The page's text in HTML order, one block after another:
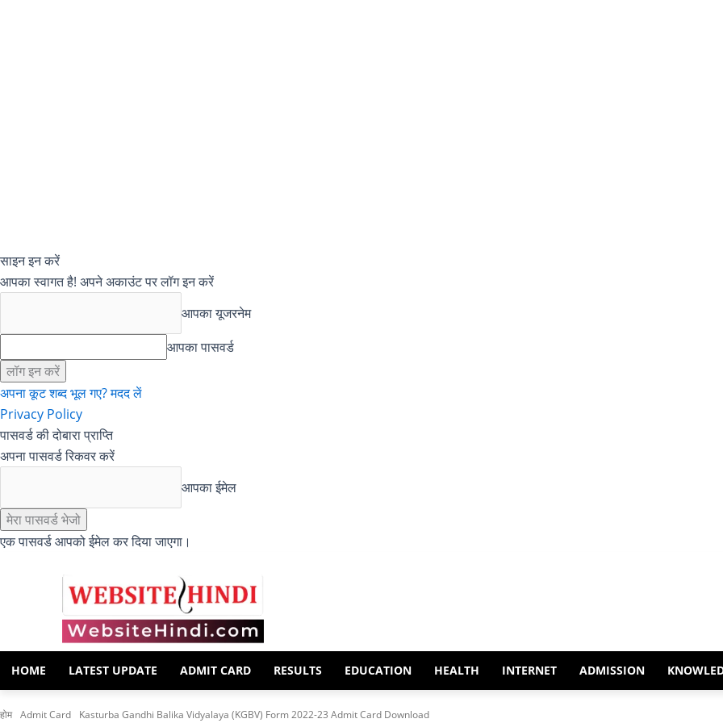
साइन इन करें
आपका स्वागत है! अपने अकाउंट पर लॉग इन करें
आपका यूजरनेम
आपका पासवर्ड
अपना कूट शब्द भूल गए? मदद लें
Privacy Policy
पासवर्ड की दोबारा प्राप्ति
अपना पासवर्ड रिकवर करें
आपका ईमेल
एक पासवर्ड आपको ईमेल कर दिया जाएगा।
HOME LATEST UPDATE ADMIT CARD RESULTS EDUCATION HEALTH INTERNET ADMISSION
होम Admit Card Kasturba Gandhi Balika Vidyalaya (KGBV) Form 2022-23 Admit Card Download